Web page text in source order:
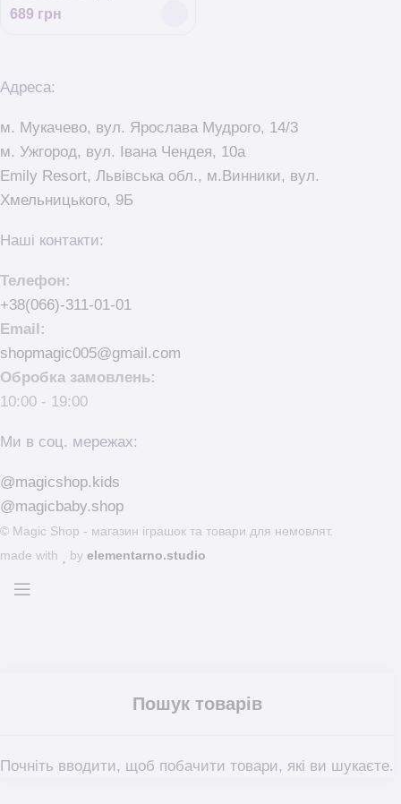
689 грн
Адреса:
м. Мукачево, вул. Ярослава Мудрого, 14/3
м. Ужгород, вул. Івана Чендея, 10а
Emily Resort, Львівська обл., м.Винники, вул.
Хмельницького, 9Б
Наші контакти:
Телефон:
+38(066)-311-01-01
Email:
shopmagic005@gmail.com
Обробка замовлень:
10:00 - 19:00
Ми в соц. мережах:
@magicshop.kids
@magicbaby.shop
© Magic Shop - магазин іграшок та товари для немовлят.
made with
by elementarno.studio
Почніть вводити, щоб побачити товари, які ви шукаєте.